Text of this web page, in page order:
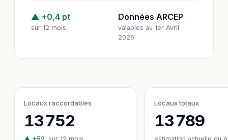
▲ +0,4 pt
sur 12 mois
Données ARCEP
valables au 1er Avril
2026
Locaux raccordables
13 752
Locaux totaux
13 789